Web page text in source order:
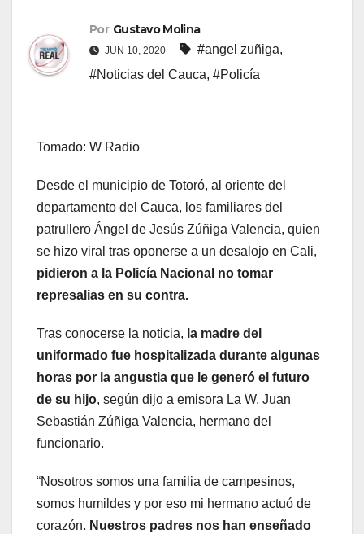
Por Gustavo Molina
JUN 10, 2020 #angel zuñiga,
#Noticias del Cauca, #Policía
Tomado: W Radio
Desde el municipio de Totoró, al oriente del
departamento del Cauca, los familiares del
patrullero Ángel de Jesús Zúñiga Valencia, quien
se hizo viral tras oponerse a un desalojo en Cali,
pidieron a la Policía Nacional no tomar
represalias en su contra.
Tras conocerse la noticia, la madre del
uniformado fue hospitalizada durante algunas
horas por la angustia que le generó el futuro
de su hijo, según dijo a emisora La W, Juan
Sebastián Zúñiga Valencia, hermano del
funcionario.
“Nosotros somos una familia de campesinos,
somos humildes y por eso mi hermano actuó de
corazón. Nuestros padres nos han enseñado